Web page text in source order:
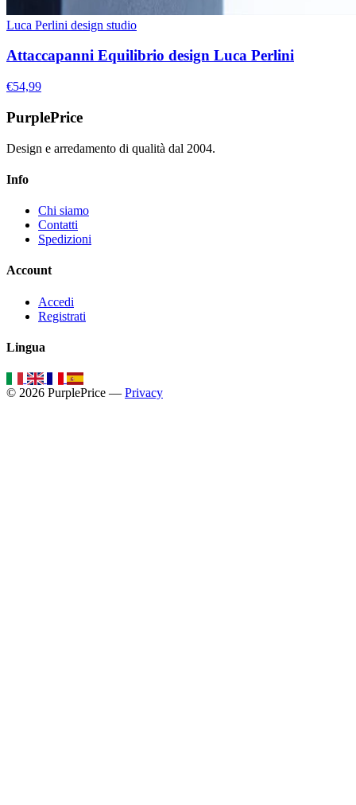
Luca Perlini design studio
Attaccapanni Equilibrio design Luca Perlini
€54,99
PurplePrice
Design e arredamento di qualità dal 2004.
Info
Chi siamo
Contatti
Spedizioni
Account
Accedi
Registrati
Lingua
© 2026 PurplePrice — Privacy